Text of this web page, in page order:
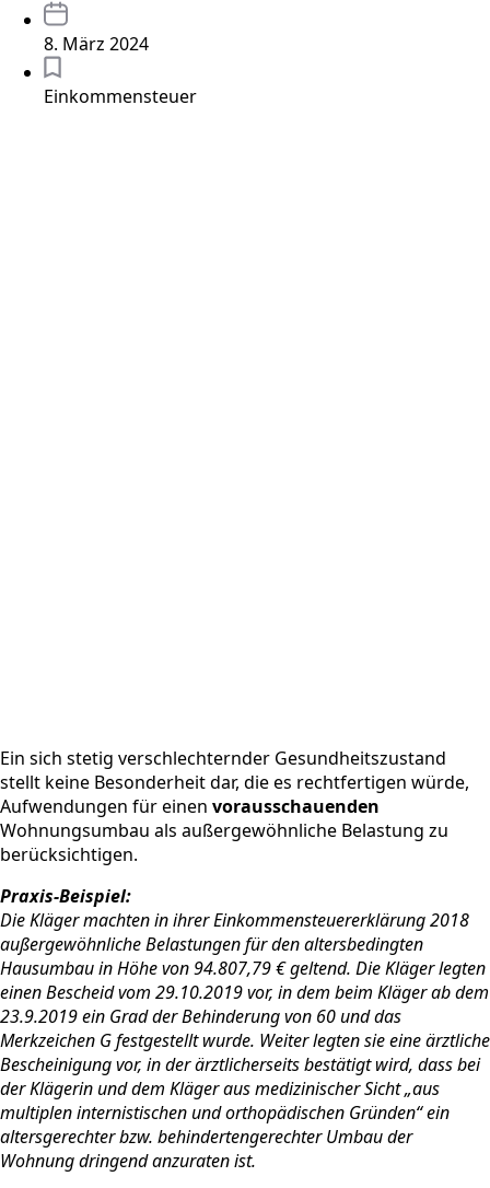
8. März 2024
Einkommensteuer
Ein sich stetig verschlechternder Gesundheitszustand
stellt keine Besonderheit dar, die es rechtfertigen würde,
Aufwendungen für einen vorausschauenden
Wohnungsumbau als außergewöhnliche Belastung zu
berücksichtigen.
Praxis-Beispiel:
Die Kläger machten in ihrer Einkommensteuererklärung 2018
außergewöhnliche Belastungen für den altersbedingten
Hausumbau in Höhe von 94.807,79 € geltend. Die Kläger legten
einen Bescheid vom 29.10.2019 vor, in dem beim Kläger ab dem
23.9.2019 ein Grad der Behinderung von 60 und das
Merkzeichen G festgestellt wurde. Weiter legten sie eine ärztliche
Bescheinigung vor, in der ärztlicherseits bestätigt wird, dass bei
der Klägerin und dem Kläger aus medizinischer Sicht „aus
multiplen internistischen und orthopädischen Gründen“ ein
altersgerechter bzw. behindertengerechter Umbau der
Wohnung dringend anzuraten ist.